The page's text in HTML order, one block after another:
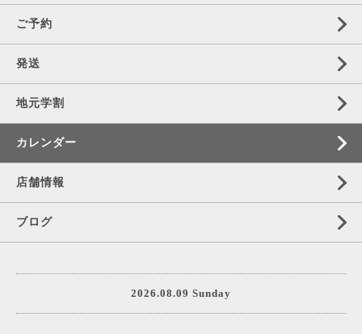
ご予約
発送
地元学割
カレンダー
店舗情報
ブログ
2026.08.09 Sunday